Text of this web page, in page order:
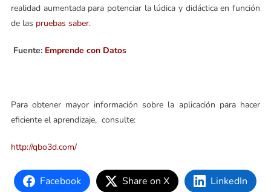
realidad aumentada para potenciar la lúdica y didáctica en función
de las pruebas saber.
Fuente:Emprende con Datos
Para obtener mayor información sobre la aplicación para hacer
eficiente el aprendizaje, consulte:
http://qbo3d.com/
Facebook Share on X LinkedIn